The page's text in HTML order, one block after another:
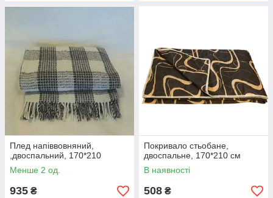
Плед напіввовняний,
,двоспальний, 170*210
Менше 2 од.
935 ₴
Покривало стьобане,
двоспальне, 170*210 см
В наявності
508 ₴